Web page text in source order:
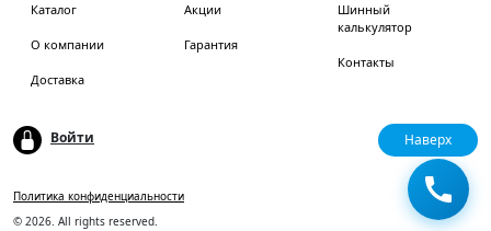
Каталог
О компании
Доставка
Акции
Гарантия
Шинный
калькулятор
Контакты
Войти Наверх
Политика конфиденциальности
© 2026. All rights reserved.